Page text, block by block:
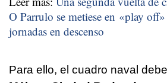
O Parrulo se metiese en «play
jornadas en descenso
Para ello, el cuadro naval